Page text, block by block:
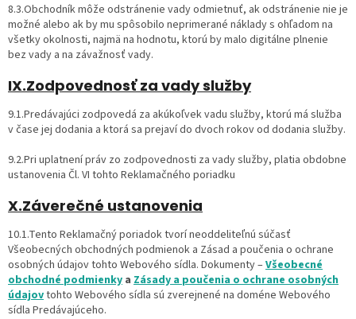
8.3.Obchodník môže odstránenie vady odmietnuť, ak odstránenie nie je
možné alebo ak by mu spôsobilo neprimerané náklady s ohľadom na
všetky okolnosti, najmä na hodnotu, ktorú by malo digitálne plnenie
bez vady a na závažnosť vady.
IX.Zodpovednosť za vady služby
9.1.Predávajúci zodpovedá za akúkoľvek vadu služby, ktorú má služba
v čase jej dodania a ktorá sa prejaví do dvoch rokov od dodania služby.
9.2.Pri uplatnení práv zo zodpovednosti za vady služby, platia obdobne
ustanovenia Čl. VI tohto Reklamačného poriadku
X.Záverečné ustanovenia
10.1.Tento Reklamačný poriadok tvorí neoddeliteľnú súčasť
Všeobecných obchodných podmienok a Zásad a poučenia o ochrane
osobných údajov tohto Webového sídla. Dokumenty –Všeobecné
obchodné podmienky a Zásady a poučenia o ochrane osobných
údajovtohto Webového sídla sú zverejnené na doméne Webového
sídla Predávajúceho.